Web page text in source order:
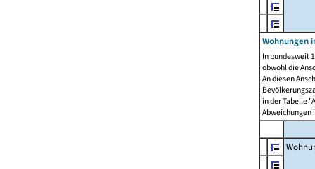
Wohnungen
In bundesweit
obwohl die
An diesen
in der Tabelle
Abweichungen